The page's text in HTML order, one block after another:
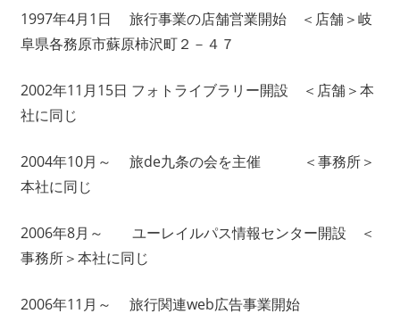
1997年4月1日 旅行事業の店舗営業開始 ＜店舗＞岐
阜県各務原市蘇原柿沢町２－４７
2002年11月15日 フォトライブラリー開設 ＜店舗＞本
社に同じ
2004年10月～ 旅de九条の会を主催 ＜事務所＞
本社に同じ
2006年8月～ ユーレイルパス情報センター開設 ＜
事務所＞本社に同じ
2006年11月～ 旅行関連web広告事業開始